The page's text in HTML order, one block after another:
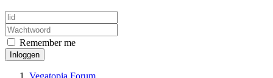
Remember me
Inloggen
Vegatopia Forum